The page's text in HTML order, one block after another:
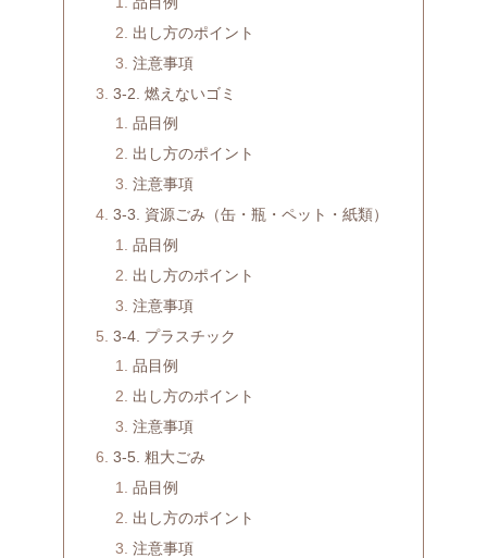
出し方のポイント
注意事項
3-2. 燃えないゴミ
品目例
出し方のポイント
注意事項
3-3. 資源ごみ（缶・瓶・ペット・紙類）
品目例
出し方のポイント
注意事項
3-4. プラスチック
品目例
出し方のポイント
注意事項
3-5. 粗大ごみ
品目例
出し方のポイント
注意事項